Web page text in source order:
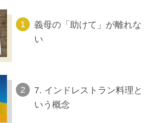
義母の「助けて」が離れな
い
7. インドレストラン料理と
いう概念